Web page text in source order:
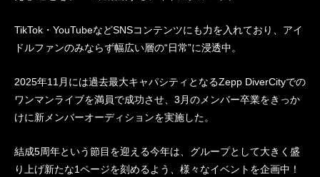
TikTok・YouTubeなどSNSコンテンツにも力を入れており、アイ
ドルファンのみならず幅広い層の“日常”に浸透中。
2025年11月には過去最大キャパシティとなるZepp DiverCityでの
ワンマンライブを満員で成功させ、3月のメンバー卒業をきっか
けに新メンバーオーディションを実施した。
結成5周年という節目を迎える今年は、グループとして大きく盛
り上げ新たな1ページを刻めるよう、様々なイベントを企画中！